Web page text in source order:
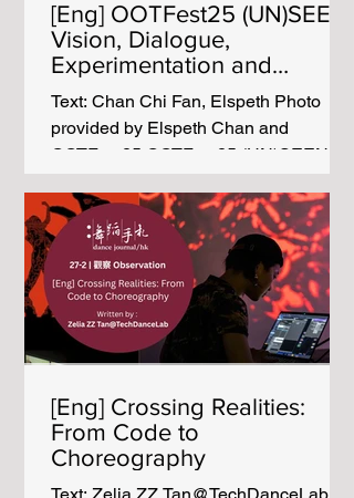
設，拓展更深廣的「可及性」
（accessibility），讓不同能力的人共
享資源、知識、空間與表達機會，開展
更多元的未來。 大會把九個團隊的實
踐，分為三組：城市重塑、創作界面及
共融生態。因篇幅有限，此文未能一一
架，嘗試思考當中七個案例，如何以科
技作為社會行動的工具，打開共融的未
來面貌。 照片由 無限亮 提供 從健全主
義到多元感觀設計：讓空間可及 對於不
少殘疾及神經多元者來說，進入公共空
間不是容易的事，簡單到公園沒有可坐
下的椅子，或商場的旋轉門，都足以限
[Eng] OOTFest25 (UN)SEEN:
Vision, Dialogue,
Experimentation and
Paradoxes
Text: Chan Chi Fan, Elspeth Photo
provided by Elspeth Chan and
OOTFest25 OOTFest25 (UN)SEEN is
and creative technologists to explore
embodiment/movement and digital
presence through XR (Extended
Reality), MR (Mixed Reality), AI,
andmachine learning. Held from June
5 - 8 at Riverside Studios in London
and online via Open Online Theatre
(OOT), the festival is conceived as a
site for radical experimentation and
dialogue at the intersectio
[Eng] Crossing Realities:
From Code to
Choreography